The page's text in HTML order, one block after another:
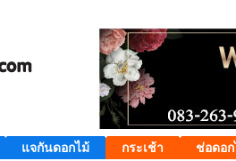
แจกันดอกไม้ กระเช้า ช่อดอ